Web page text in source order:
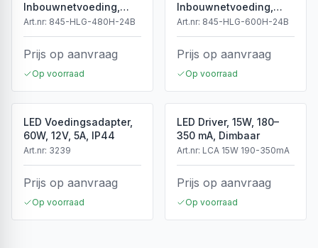
Inbouwnetvoeding,
24Vdc, 20A, 480W, 3-
in-1 Dimming
Art.nr: 845-HLG-480H-24B
Prijs op aanvraag
Op voorraad
Inbouwnetvoeding,
24Vdc, 25A, 600W, 3-
in-1 Dimming
Art.nr: 845-HLG-600H-24B
Prijs op aanvraag
Op voorraad
LED Voedingsadapter,
60W, 12V, 5A, IP44
Art.nr: 3239
Prijs op aanvraag
Op voorraad
LED Driver, 15W, 180–
350 mA, Dimbaar
Art.nr: LCA 15W 190-350mA
Prijs op aanvraag
Op voorraad